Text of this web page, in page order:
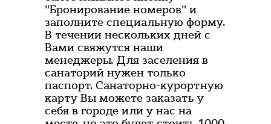
"Бронирование номеров" и
заполните специальную форму.
В течении нескольких дней с
Вами свяжутся наши
менеджеры. Для заселения в
санаторий нужен только
паспорт. Санаторно-курортную
карту Вы можете заказать у
себя в городе или у нас на